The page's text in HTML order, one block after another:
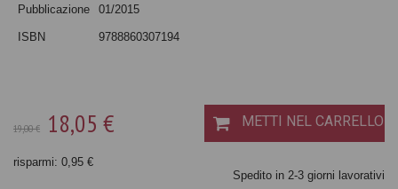
Pubblicazione 01/2015
ISBN 9788860307194
19,00 € 18,05 € METTI NEL CARRELLO
risparmi: 0,95 €
Spedito in 2-3 giorni lavorativi